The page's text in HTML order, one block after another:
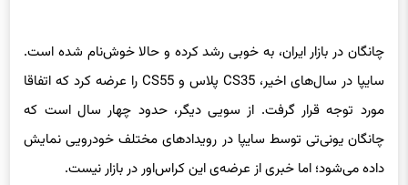
چانگان در بازار ایران، به خوبی رشد کرده و حالا خوش‌نام شده است.
سایپا در سال‌های اخیر، CS35 پلاس و CS55 را عرضه کرد که اتفاقا
مورد توجه قرار گرفت. از سویی دیگر، حدود چهار سال است که
چانگان یونی‌تی توسط سایپا در رویدادهای مختلف خودرویی نمایش
داده می‌شود؛ اما خبری از عرضه‌ی این کراس‌اور در بازار نیست.